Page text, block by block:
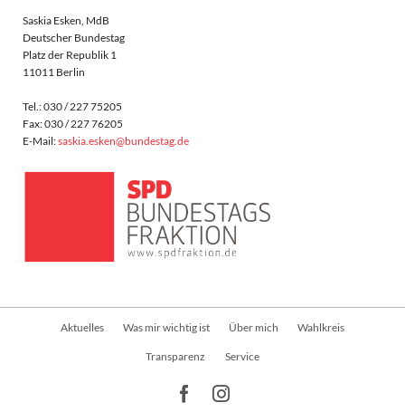
Saskia Esken, MdB
Deutscher Bundestag
Platz der Republik 1
11011 Berlin
Tel.: 030 / 227 75205
Fax: 030 / 227 76205
E-Mail:saskia.esken@bundestag.de
Navigation
Aktuelles Was mir wichtig ist Über mich Wahlkreis
Transparenz Service